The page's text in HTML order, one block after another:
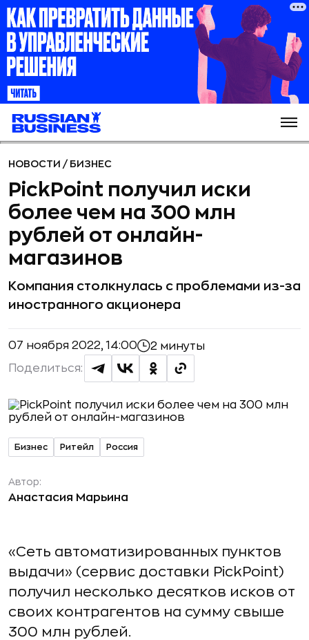
НОВОСТИ / БИЗНЕС
PickPoint получил иски
более чем на 300 млн
рублей от онлайн-
магазинов
Компания столкнулась с проблемами из-за
иностранного акционера
07 ноября 2022, 14:00 2 минуты
Поделиться:
Бизнес Ритейл Россия
Автор:
Анастасия Марьина
«Сеть автоматизированных пунктов
выдачи» (сервис доставки PickPoint)
получил несколько десятков исков от
своих контрагентов на сумму свыше
300 млн рублей.